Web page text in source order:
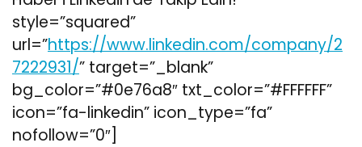
style=”squared”
url=”https://www.linkedin.com/company/2
7222931/” target=”_blank”
bg_color=”#0e76a8″ txt_color=”#FFFFFF”
icon=”fa-linkedin” icon_type=”fa”
nofollow=”0″]